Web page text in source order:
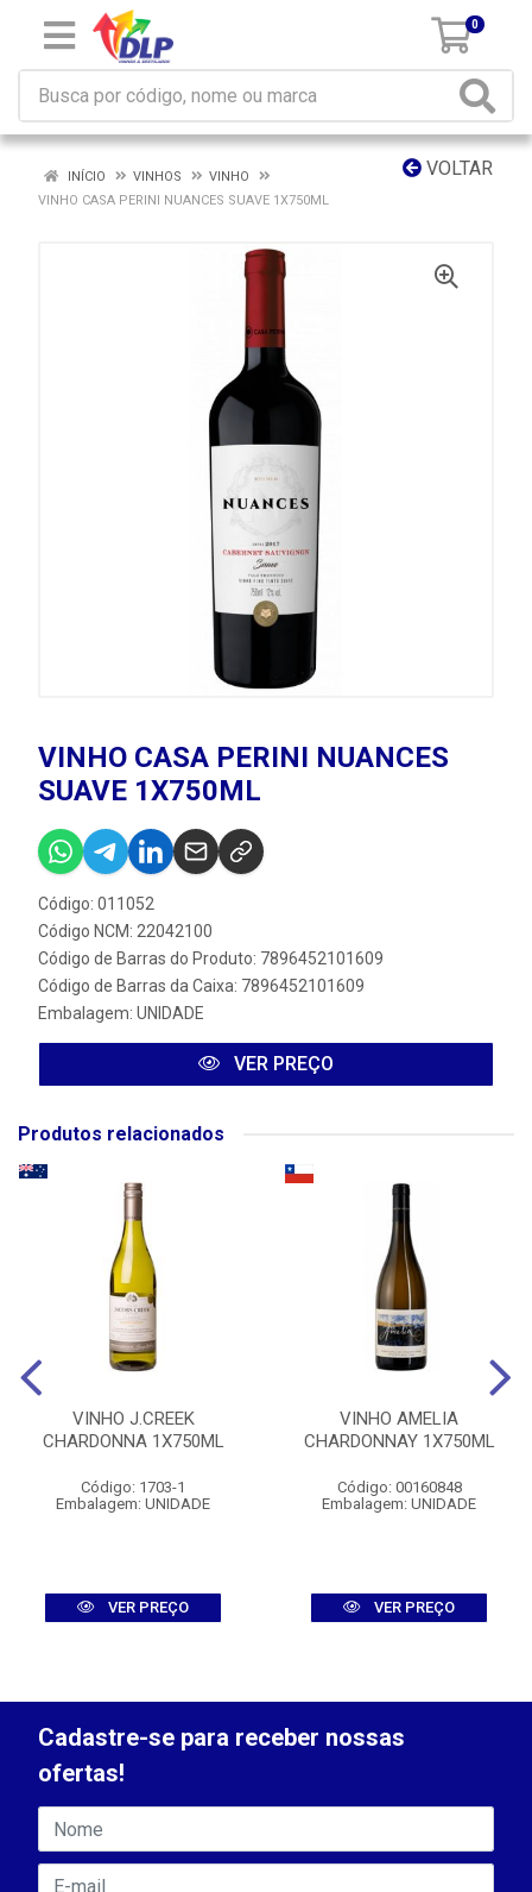
0
VOLTAR
INÍCIO VINHOS
VINHO
VINHO CASA PERINI NUANCES SUAVE 1X750ML
VINHO CASA PERINI NUANCES
SUAVE 1X750ML
Código: 011052
Código NCM: 22042100
Código de Barras do Produto: 7896452101609
Código de Barras da Caixa: 7896452101609
Embalagem: UNIDADE
VER PREÇO
Produtos relacionados
VINHO J.CREEK
CHARDONNA 1X750ML
Código: 1703-1
Embalagem: UNIDADE
VER PREÇO
VINHO AMELIA
CHARDONNAY 1X750ML
Código: 00160848
Embalagem: UNIDADE
VER PREÇO
Cadastre-se para receber nossas
ofertas!